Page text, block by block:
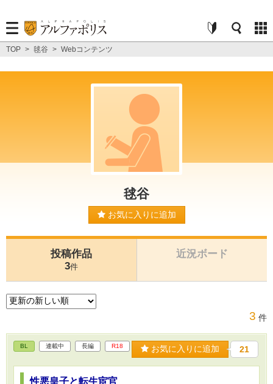
TOP > 毬谷 > Webコンテンツ
毬谷
お気に入りに追加
投稿作品
3件
近況ボード
3 件
BL 連載中 長編 R18 お気に入りに追加 21
性悪皇子と転生宦官